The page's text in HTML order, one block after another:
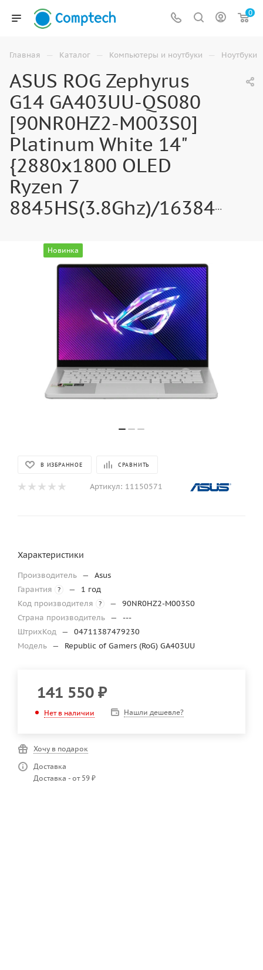
0
Главная — Каталог — Компьютеры и ноутбуки — Ноутбуки
ASUS ROG Zephyrus
G14 GA403UU-QS080
[90NR0HZ2-M003S0]
Platinum White 14"
{2880x1800 OLED
Ryzen 7
8845HS(3.8Ghz)/16384Mb/1024PCISSDGb/RTX4050(6144Mb)/
Новинка
В ИЗБРАННОЕ СРАВНИТЬ
Артикул: 11150571
Характеристики
Производитель —
Asus
Гарантия
? —
1 год
Код производителя
? —
90NR0HZ2-M003S0
Страна производитель —
---
ШтрихКод —
04711387479230
Модель — Republic of Gamers (RoG) GA403UU
141 550 ₽
Нет в наличии Нашли дешевле?
Хочу в подарок
Доставка
Доставка - от 59 ₽